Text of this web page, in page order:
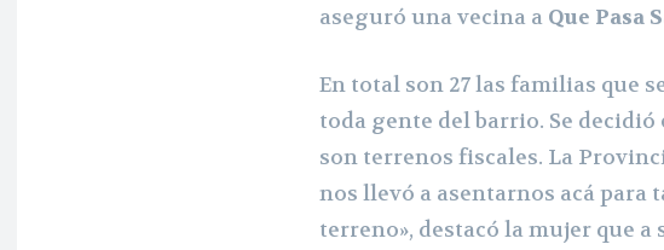
aseguró una vecina a Que Pasa
En total son 27 las familias que
toda gente del barrio. Se
son terrenos fiscales. La
nos llevó a asentarnos acá para
terreno», destacó la mujer que a